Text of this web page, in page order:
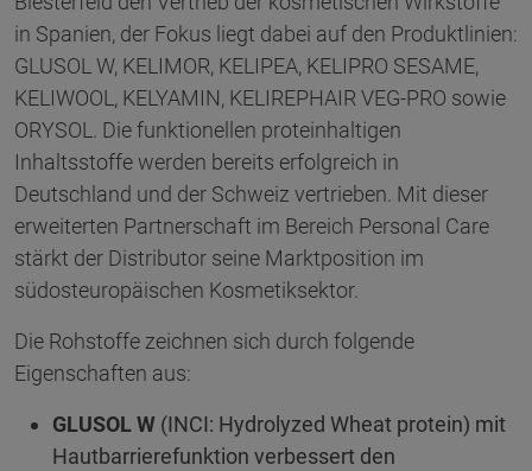
in Spanien, der Fokus liegt dabei auf den Produktlinien:
GLUSOL W, KELIMOR, KELIPEA, KELIPRO SESAME,
KELIWOOL, KELYAMIN, KELIREPHAIR VEG-PRO sowie
ORYSOL. Die funktionellen proteinhaltigen
Inhaltsstoffe werden bereits erfolgreich in
Deutschland und der Schweiz vertrieben. Mit dieser
erweiterten Partnerschaft im Bereich Personal Care
stärkt der Distributor seine Marktposition im
südosteuropäischen Kosmetiksektor.
Die Rohstoffe zeichnen sich durch folgende
Eigenschaften aus:
GLUSOL W (INCI: Hydrolyzed Wheat protein) mit
Hautbarrierefunktion verbessert den